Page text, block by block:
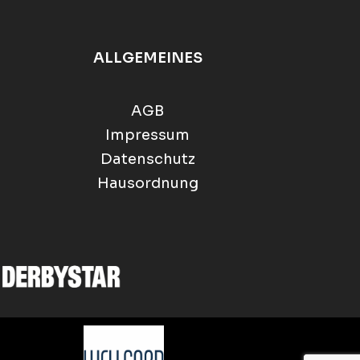
ALLGEMEINES
AGB
Impressum
Datenschutz
Hausordnung